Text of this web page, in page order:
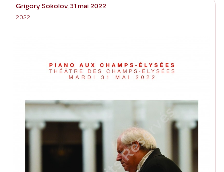
Grigory Sokolov, 31 mai 2022
2022